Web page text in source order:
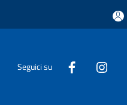
Seguici su